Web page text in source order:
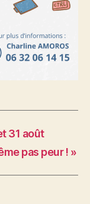
31 août
pas peur ! »